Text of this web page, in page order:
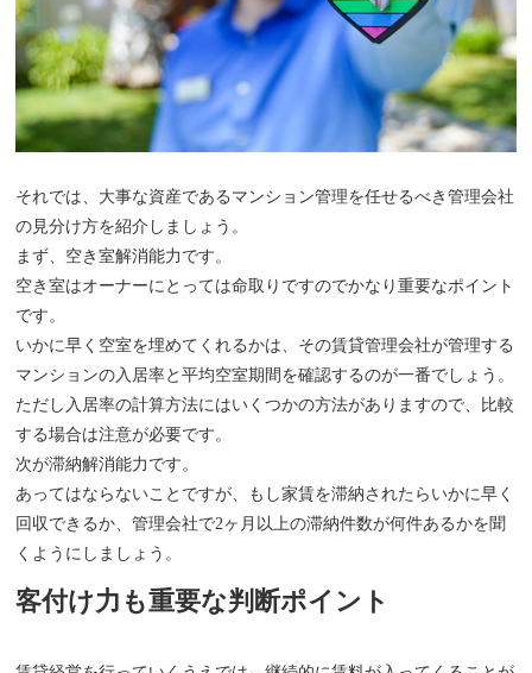
それでは、大事な資産であるマンション管理を任せるべき管理会社
の見分け方を紹介しましょう。
まず、空き室解消能力です。
空き室はオーナーにとっては命取りですのでかなり重要なポイント
です。
いかに早く空室を埋めてくれるかは、その賃貸管理会社が管理する
マンションの入居率と平均空室期間を確認するのが一番でしょう。
ただし入居率の計算方法にはいくつかの方法がありますので、比較
する場合は注意が必要です。
次が滞納解消能力です。
あってはならないことですが、もし家賃を滞納されたらいかに早く
回収できるか、管理会社で2ヶ月以上の滞納件数が何件あるかを聞
くようにしましょう。
客付け力も重要な判断ポイント